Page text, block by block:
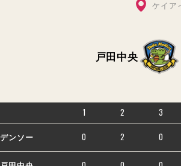
ケイア
戸田中央
1 2 3
デンソー 0 2 0